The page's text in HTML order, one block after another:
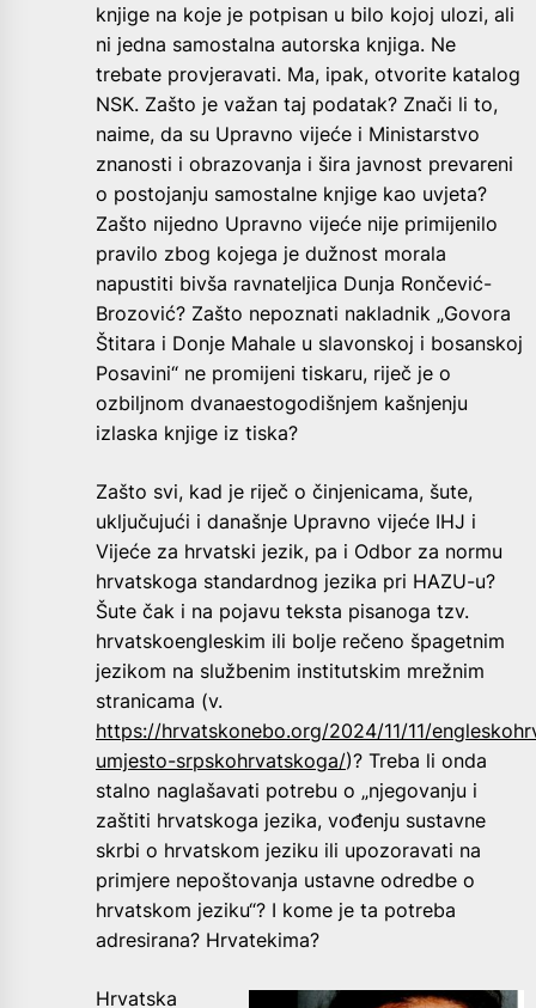
knjige na koje je potpisan u bilo kojoj ulozi, ali
ni jedna samostalna autorska knjiga. Ne
trebate provjeravati. Ma, ipak, otvorite katalog
NSK. Zašto je važan taj podatak? Znači li to,
naime, da su Upravno vijeće i Ministarstvo
znanosti i obrazovanja i šira javnost prevareni
o postojanju samostalne knjige kao uvjeta?
Zašto nijedno Upravno vijeće nije primijenilo
pravilo zbog kojega je dužnost morala
napustiti bivša ravnateljica Dunja Rončević-
Brozović? Zašto nepoznati nakladnik „Govora
Štitara i Donje Mahale u slavonskoj i bosanskoj
Posavini“ ne promijeni tiskaru, riječ je o
ozbiljnom dvanaestogodišnjem kašnjenju
izlaska knjige iz tiska?
Zašto svi, kad je riječ o činjenicama, šute,
uključujući i današnje Upravno vijeće IHJ i
Vijeće za hrvatski jezik, pa i Odbor za normu
hrvatskoga standardnog jezika pri HAZU-u?
Šute čak i na pojavu teksta pisanoga tzv.
hrvatskoengleskim ili bolje rečeno špagetnim
jezikom na službenim institutskim mrežnim
stranicama (v.
https://hrvatskonebo.org/2024/11/11/
umjesto-srpskohrvatskoga/)? Treba li onda
stalno naglašavati potrebu o „njegovanju i
zaštiti hrvatskoga jezika, vođenju sustavne
skrbi o hrvatskom jeziku ili upozoravati na
primjere nepoštovanja ustavne odredbe o
hrvatskom jeziku“? I kome je ta potreba
adresirana? Hrvatekima?
Hrvatska